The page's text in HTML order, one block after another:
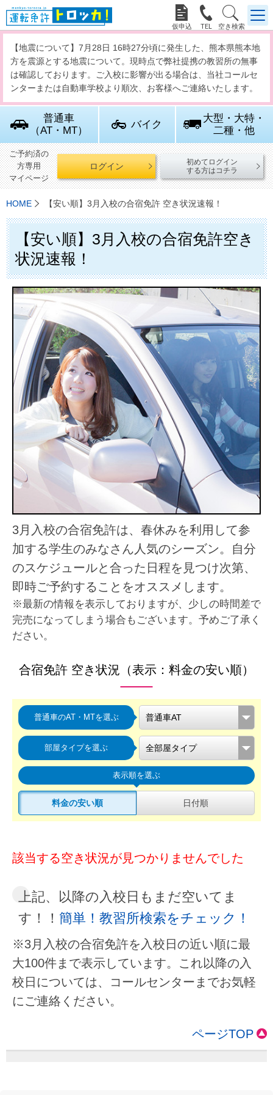
  
【地震について】7月28日 16時27分頃に発生した、熊本県熊本地
方を震源とする地震について。現時点で弊社提携の教習所の無事
は確認しております。ご入校に影響が出る場合は、当社コールセ
ンターまたは自動車学校より順次、お客様へご連絡いたします。
普通車
（AT・MT）
バイク
大型・大特・
二種・他
ご予約済の
方専用
マイページ
ログイン
初めてログイン
する方はコチラ
HOME 【安い順】3月入校の合宿免許 空き状況速報！
【安い順】3月入校の合宿免許空き
状況速報！
3月入校の合宿免許は、春休みを利用して参
加する学生のみなさん人気のシーズン。自分
のスケジュールと合った日程を見つけ次第、
即時ご予約することをオススメします。
※最新の情報を表示しておりますが、少しの時間差で
完売になってしまう場合もございます。予めご了承く
ださい。
合宿免許 空き状況（表示：料金の安い順）
普通車のAT・MTを選ぶ
部屋タイプを選ぶ
表示順を選ぶ
料金の安い順 日付順
該当する空き状況が見つかりませんでした
上記、以降の入校日もまだ空いてま
す！！ 簡単！教習所検索をチェック！
※3月入校の合宿免許を入校日の近い順に最
大100件まで表示しています。これ以降の入
校日については、コールセンターまでお気軽
にご連絡ください。
ページTOP